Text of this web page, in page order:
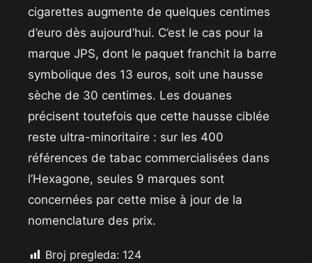
cigarettes augmente de quelques centimes
d’euro dès aujourd’hui. C’est le cas pour la
marque JPS, dont le paquet franchit la barre
symbolique des 13 euros, soit une hausse
sèche de 30 centimes. Les douanes
précisent toutefois que cette hausse ciblée
reste ultra-minoritaire : sur les 400
références de tabac commercialisées dans
l’Hexagone, seules 9 marques sont
concernées par cette mise à jour de la
nomenclature des prix.
Broj pregleda: 124